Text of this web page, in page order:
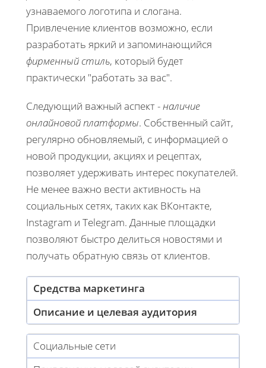
узнаваемого логотипа и слогана.
Привлечение клиентов возможно, если
разработать яркий и запоминающийся
фирменный стиль, который будет
практически "работать за вас".
Следующий важный аспект -наличие
онлайновой платформы. Собственный сайт,
регулярно обновляемый, с информацией о
новой продукции, акциях и рецептах,
позволяет удерживать интерес покупателей.
Не менее важно вести активность на
социальных сетях, таких как ВКонтакте,
Instagram и Telegram. Данные площадки
позволяют быстро делиться новостями и
получать обратную связь от клиентов.
Средства маркетинга
Описание и целевая аудитория
Социальные сети